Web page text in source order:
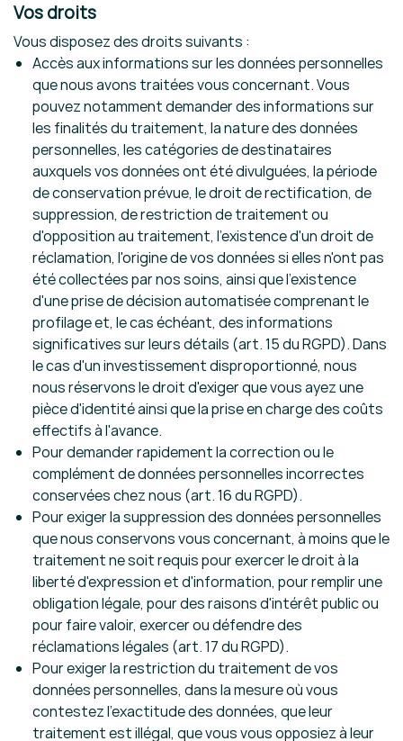
Vos droits
Vous disposez des droits suivants :
Accès aux informations sur les données personnelles
que nous avons traitées vous concernant. Vous
pouvez notamment demander des informations sur
les finalités du traitement, la nature des données
personnelles, les catégories de destinataires
auxquels vos données ont été divulguées, la période
de conservation prévue, le droit de rectification, de
suppression, de restriction de traitement ou
d'opposition au traitement, l'existence d'un droit de
réclamation, l'origine de vos données si elles n'ont pas
été collectées par nos soins, ainsi que l'existence
d'une prise de décision automatisée comprenant le
profilage et, le cas échéant, des informations
significatives sur leurs détails (art. 15 du RGPD). Dans
le cas d'un investissement disproportionné, nous
nous réservons le droit d'exiger que vous ayez une
pièce d'identité ainsi que la prise en charge des coûts
effectifs à l'avance.
Pour demander rapidement la correction ou le
complément de données personnelles incorrectes
conservées chez nous (art. 16 du RGPD).
Pour exiger la suppression des données personnelles
que nous conservons vous concernant, à moins que le
traitement ne soit requis pour exercer le droit à la
liberté d'expression et d'information, pour remplir une
obligation légale, pour des raisons d'intérêt public ou
pour faire valoir, exercer ou défendre des
réclamations légales (art. 17 du RGPD).
Pour exiger la restriction du traitement de vos
données personnelles, dans la mesure où vous
contestez l'exactitude des données, que leur
traitement est illégal, que vous vous opposiez à leur